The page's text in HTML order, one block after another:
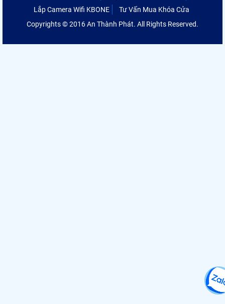
Lắp Camera Wifi KBONE
Tư Vấn Mua Khóa Cửa
Copyrights © 2016 An Thành Phát. All Rights Reserved.